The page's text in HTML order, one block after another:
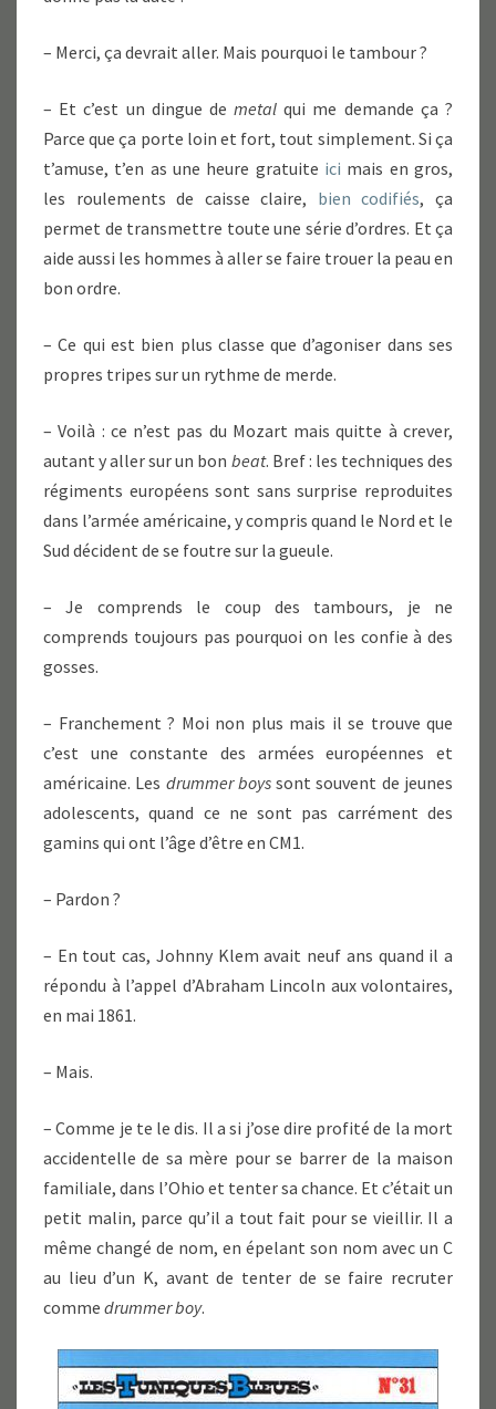
– Merci, ça devrait aller. Mais pourquoi le tambour ?
– Et c’est un dingue demetalqui me demande ça ?
Parce que ça porte loin et fort, tout simplement. Si ça
t’amuse, t’en as une heure gratuite ici mais en gros,
les roulements de caisse claire, bien codifiés, ça
permet de transmettre toute une série d’ordres. Et ça
aide aussi les hommes à aller se faire trouer la peau en
bon ordre.
– Ce qui est bien plus classe que d’agoniser dans ses
propres tripes sur un rythme de merde.
– Voilà : ce n’est pas du Mozart mais quitte à crever,
autant y aller sur un bon beat. Bref : les techniques des
régiments européens sont sans surprise reproduites
dans l’armée américaine, y compris quand le Nord et le
Sud décident de se foutre sur la gueule.
– Je comprends le coup des tambours, je ne
comprends toujours pas pourquoi on les confie à des
gosses.
– Franchement ? Moi non plus mais il se trouve que
c’est une constante des armées européennes et
américaine. Les drummer boyssont souvent de jeunes
adolescents, quand ce ne sont pas carrément des
gamins qui ont l’âge d’être en CM1.
– Pardon ?
– En tout cas, Johnny Klem avait neuf ans quand il a
répondu à l’appel d’Abraham Lincoln aux volontaires,
en mai 1861.
– Mais.
– Comme je te le dis. Il a si j’ose dire profité de la mort
accidentelle de sa mère pour se barrer de la maison
familiale, dans l’Ohio et tenter sa chance. Et c’était un
petit malin, parce qu’il a tout fait pour se vieillir. Il a
même changé de nom, en épelant son nom avec un C
au lieu d’un K, avant de tenter de se faire recruter
comme drummer boy.